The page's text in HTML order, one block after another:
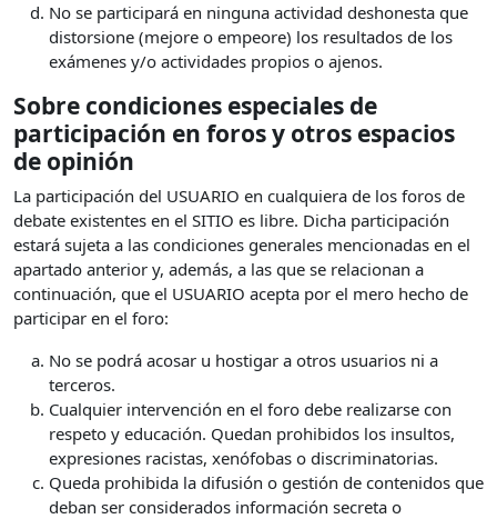
No se participará en ninguna actividad deshonesta que
distorsione (mejore o empeore) los resultados de los
exámenes y/o actividades propios o ajenos.
Sobre condiciones especiales de
participación en foros y otros espacios
de opinión
La participación del USUARIO en cualquiera de los foros de
debate existentes en el SITIO es libre. Dicha participación
estará sujeta a las condiciones generales mencionadas en el
apartado anterior y, además, a las que se relacionan a
continuación, que el USUARIO acepta por el mero hecho de
participar en el foro:
No se podrá acosar u hostigar a otros usuarios ni a
terceros.
Cualquier intervención en el foro debe realizarse con
respeto y educación. Quedan prohibidos los insultos,
expresiones racistas, xenófobas o discriminatorias.
Queda prohibida la difusión o gestión de contenidos que
deban ser considerados información secreta o